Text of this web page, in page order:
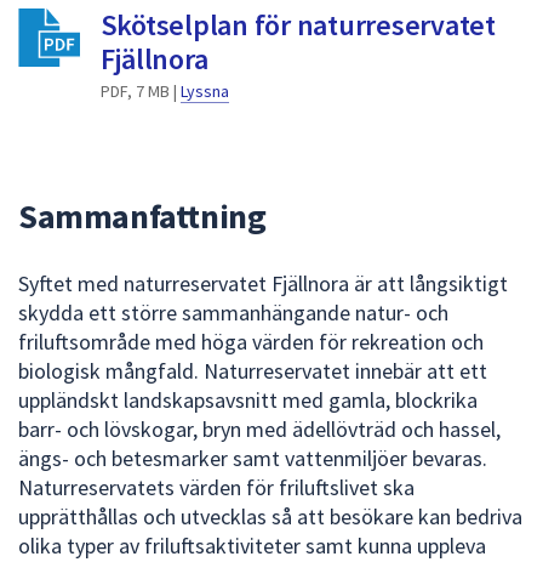
Skötselplan för naturreservatet
Fjällnora
PDF, 7 MB | Lyssna
Sammanfattning
Syftet med naturreservatet Fjällnora är att långsiktigt
skydda ett större sammanhängande natur- och
friluftsområde med höga värden för rekreation och
biologisk mångfald. Naturreservatet innebär att ett
uppländskt landskapsavsnitt med gamla, blockrika
barr- och lövskogar, bryn med ädellövträd och hassel,
ängs- och betesmarker samt vattenmiljöer bevaras.
Naturreservatets värden för friluftslivet ska
upprätthållas och utvecklas så att besökare kan bedriva
olika typer av friluftsaktiviteter samt kunna uppleva